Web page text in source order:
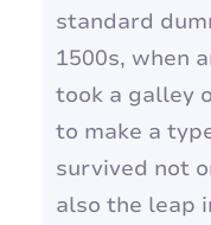
standard
1500s, when
took a galley
to make a
survived not
also the leap